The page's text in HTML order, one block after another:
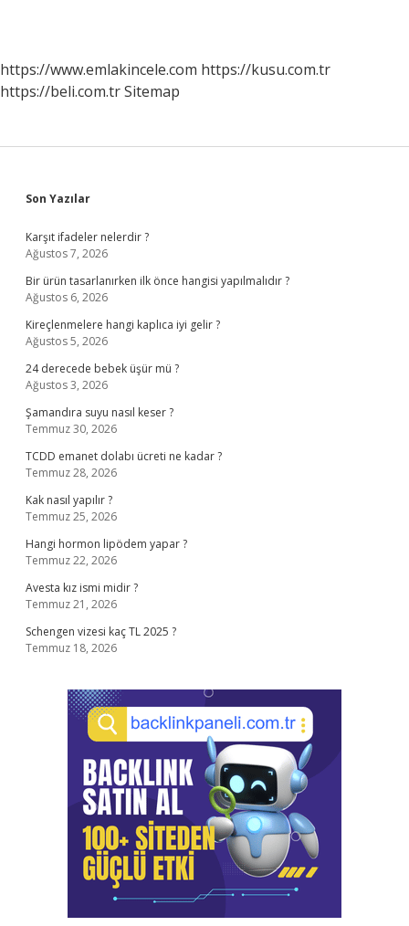
https://www.emlakincele.com https://kusu.com.tr
https://beli.com.trSitemap
Sidebar
Son Yazılar
Karşıt ifadeler nelerdir ?
Ağustos 7, 2026
Bir ürün tasarlanırken ilk önce hangisi yapılmalıdır ?
Ağustos 6, 2026
Kireçlenmelere hangi kaplıca iyi gelir ?
Ağustos 5, 2026
24 derecede bebek üşür mü ?
Ağustos 3, 2026
Şamandıra suyu nasıl keser ?
Temmuz 30, 2026
TCDD emanet dolabı ücreti ne kadar ?
Temmuz 28, 2026
Kak nasıl yapılır ?
Temmuz 25, 2026
Hangi hormon lipödem yapar ?
Temmuz 22, 2026
Avesta kız ismi midir ?
Temmuz 21, 2026
Schengen vizesi kaç TL 2025 ?
Temmuz 18, 2026